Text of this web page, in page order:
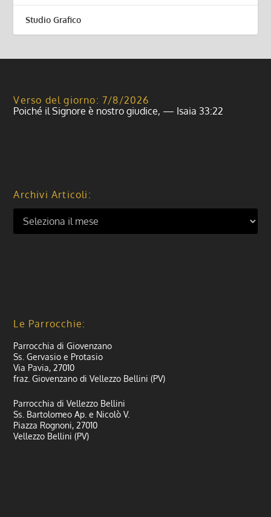
Studio Grafico
Verso del giorno: 7/8/2026
Poiché il Signore è nostro giudice, — Isaia 33:22
Archivi Articoli:
Le Parrocchie:
Parrocchia di Giovenzano
Ss. Gervasio e Protasio
Via Pavia, 27010
fraz. Giovenzano di Vellezzo Bellini (PV)
Parrocchia di Vellezzo Bellini
Ss. Bartolomeo Ap. e Nicolò V.
Piazza Rognoni, 27010
Vellezzo Bellini (PV)